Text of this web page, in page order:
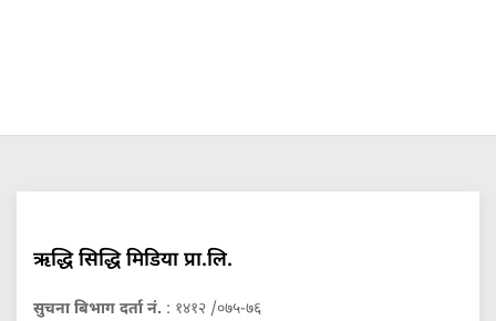
ऋद्धि सिद्धि मिडिया प्रा.लि.
सुचना बिभाग दर्ता नं. : १४१२ /०७५-७६